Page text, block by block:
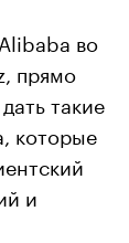
во
прямо
такие
которые
и